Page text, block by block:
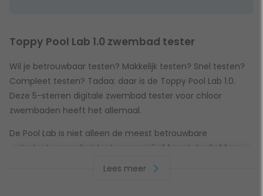
Toppy Pool Lab 1.0 zwembad tester
Wil je betrouwbaar testen? Makkelijk testen? Snel testen?
Compleet testen? Tadaa: daar is de Toppy Pool Lab 1.0.
Deze 5-sterren digitale zwembad tester voor chloor
zwembaden heeft het allemaal.
De Pool Lab is niet alleen de meest betrouwbare
watertester voor het testen van vrij chloor, totaal chloor,
pH, alkaliteit en stabilisatie, maar ook een van de meest
Lees meer